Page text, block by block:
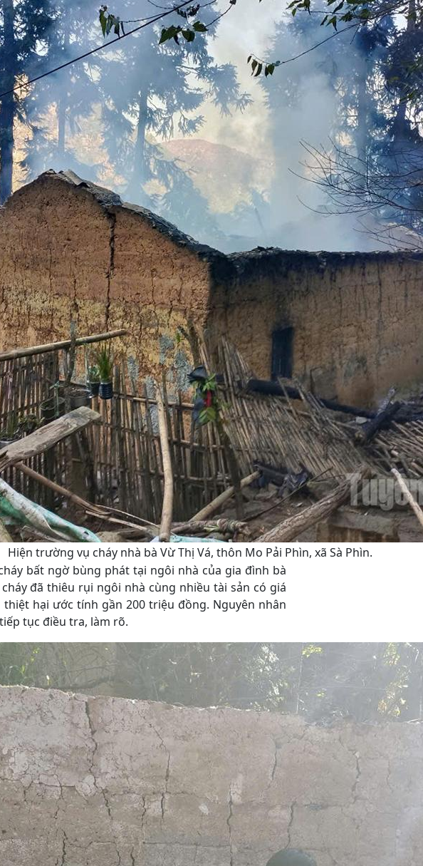
Hiện trường vụ cháy nhà bà Vừ Thị Vá, thôn Mo Pải Phìn, xã Sà Phìn.
bất ngờ bùng phát tại ngôi nhà của gia đình bà
đã thiêu rụi ngôi nhà cùng nhiều tài sản có giá
hại ước tính gần 200 triệu đồng. Nguyên nhân
tục điều tra, làm rõ.